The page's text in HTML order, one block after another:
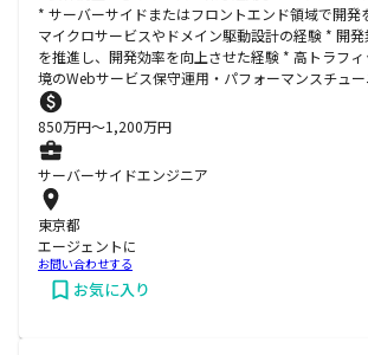
* サーバーサイドまたはフロントエンド領域で開発
マイクロサービスやドメイン駆動設計の経験 * 開
を推進し、開発効率を向上させた経験 * 高トラフ
境のWebサービス保守運用・パフォーマンスチュ
850万円〜1,200万円
サーバーサイドエンジニア
東京都
エージェントに
お問い合わせする
お気に入り